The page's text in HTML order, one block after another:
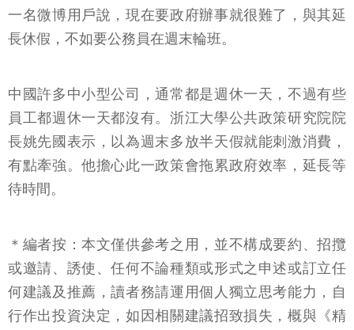
一名微博用戶說，現在要政府辦事就很難了，與其延
長休假，不如要公務員在週末輪班。
中國許多中小型公司，通常都是週休一天，不過有些
員工都週休一天都沒有。浙江大學公共政策研究院院
長姚先國表示，以為週末多放半天假就能刺激消費，
有點牽強。他擔心此一政策會拖累政府效率，延長等
待時間。
＊編者按：本文僅供參考之用，並不構成要約、招攬
或邀請、誘使、任何不論種類或形式之申述或訂立任
何建議及推薦，讀者務請運用個人獨立思考能力，自
行作出投資決定，如因相關建議招致損失，概與《精